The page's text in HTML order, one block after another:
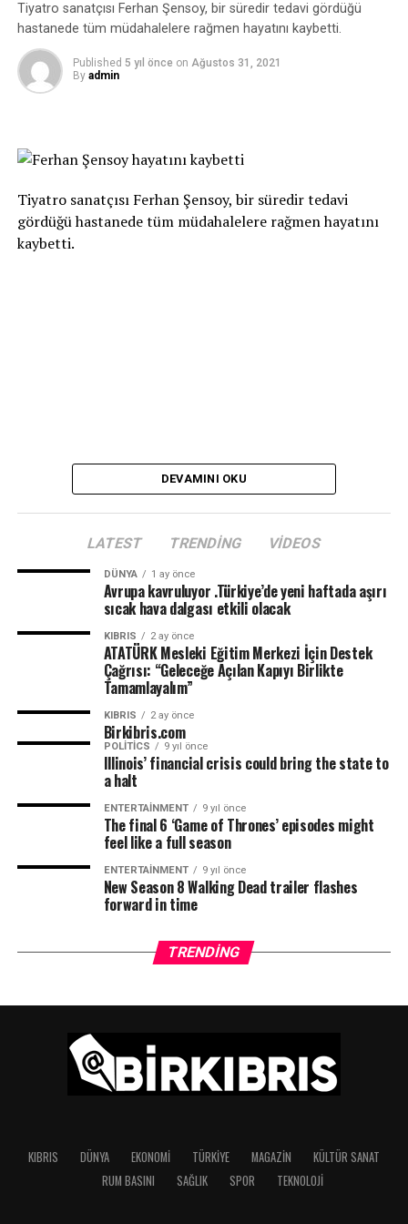
Gelenler aratırmış, gidenleri ne yazık
Yer her gün bıka bıka, halkım büyük bir kazık
Ekmek alamaz oldu, hani et, süt, un, şeker
Sizler bayram yaparken, halkım sefalet çeker
İşçiden biraz alıp, sizlere aktaralım
O zaman belki biraz, insafa gelirsiniz
Onlar ekmek bulmazken, siz pasta yemezsiniz
Sevcan Ekrem İstanbullu
Tiyatro sanatçısı Ferhan Şensoy, bir süredir tedavi gördüğü
hastanede tüm müdahalelere rağmen hayatını kaybetti.
Published 5 yıl önce on Ağustos 31, 2021
By admin
Tiyatro sanatçısı Ferhan Şensoy, bir süredir tedavi
gördüğü hastanede tüm müdahalelere rağmen hayatını
kaybetti.
DEVAMINI OKU
LATEST TRENDING VIDEOS
DÜNYA 1 ay önce
Avrupa kavruluyor .Türkiye’de yeni haftada aşırı
sıcak hava dalgası etkili olacak
KIBRIS 2 ay önce
ATATÜRK Mesleki Eğitim Merkezi İçin Destek
Çağrısı: “Geleceğe Açılan Kapıyı Birlikte
Tamamlayalım”
KIBRIS 2 ay önce
Birkibris.com
POLITICS 9 yıl önce
Illinois’ financial crisis could bring the state to
a halt
ENTERTAINMENT 9 yıl önce
The final 6 ‘Game of Thrones’ episodes might
feel like a full season
ENTERTAINMENT 9 yıl önce
New Season 8 Walking Dead trailer flashes
forward in time
TRENDING
KIBRIS DÜNYA EKONOMI TÜRKIYE MAGAZIN
KÜLTÜR SANAT
RUM BASINI
SAĞLIK SPOR TEKNOLOJI